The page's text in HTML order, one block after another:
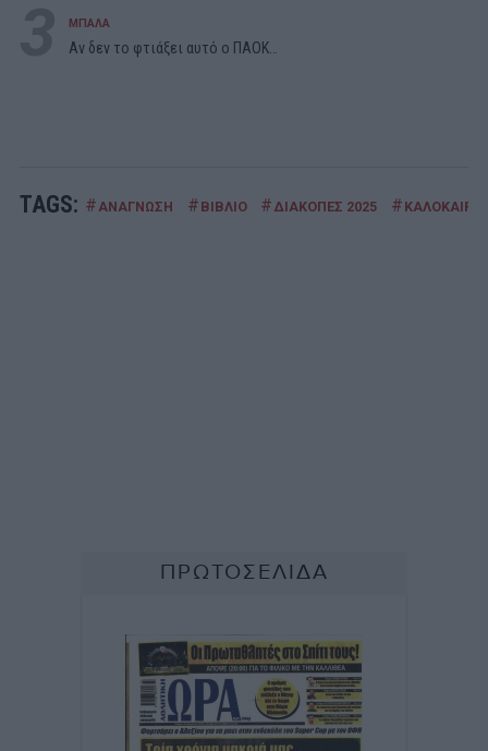
ΜΠΑΛΑ
Αν δεν το φτιάξει αυτό ο ΠΑΟΚ…
TAGS: # ΑΝΑΓΝΩΣΗ # ΒΙΒΛΙΟ # ΔΙΑΚΟΠΕΣ 2025 # ΚΑΛΟΚΑΙΡΙ